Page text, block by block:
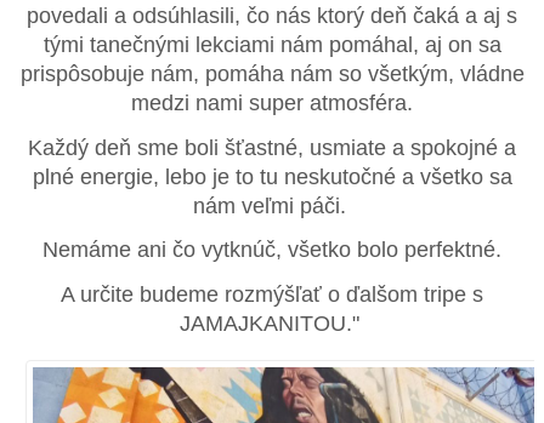
povedali a odsúhlasili, čo nás ktorý deň čaká a aj s
tými tanečnými lekciami nám pomáhal, aj on sa
prispôsobuje nám, pomáha nám so všetkým, vládne
medzi nami super atmosféra.
Každý deň sme boli šťastné, usmiate a spokojné a
plné energie, lebo je to tu neskutočné a všetko sa
nám veľmi páči.
Nemáme ani čo vytknúč, všetko bolo perfektné.
A určite budeme rozmýšľať o ďalšom tripe s
JAMAJKANITOU."